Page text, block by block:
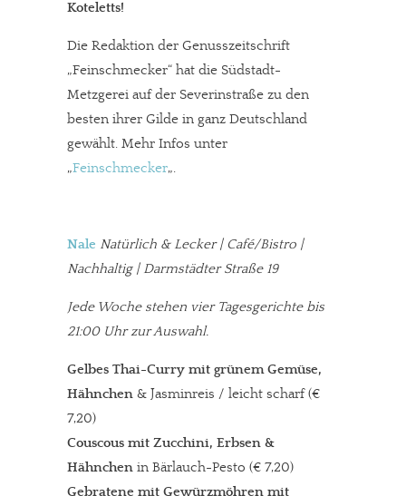
Koteletts!
Die Redaktion der Genusszeitschrift
„Feinschmecker“ hat die Südstadt-
Metzgerei auf der Severinstraße zu den
besten ihrer Gilde in ganz Deutschland
gewählt. Mehr Infos unter
„Feinschmecker„.
Nale Natürlich & Lecker | Café/Bistro |
Nachhaltig | Darmstädter Straße 19
Jede Woche stehen vier Tagesgerichte bis
21:00 Uhr zur Auswahl.
Gelbes Thai-Curry mit grünem Gemüse,
Hähnchen & Jasminreis / leicht scharf (€
7,20)
Couscous mit Zucchini, Erbsen &
Hähnchen in Bärlauch-Pesto (€ 7,20)
Gebratene mit Gewürzmöhren mit